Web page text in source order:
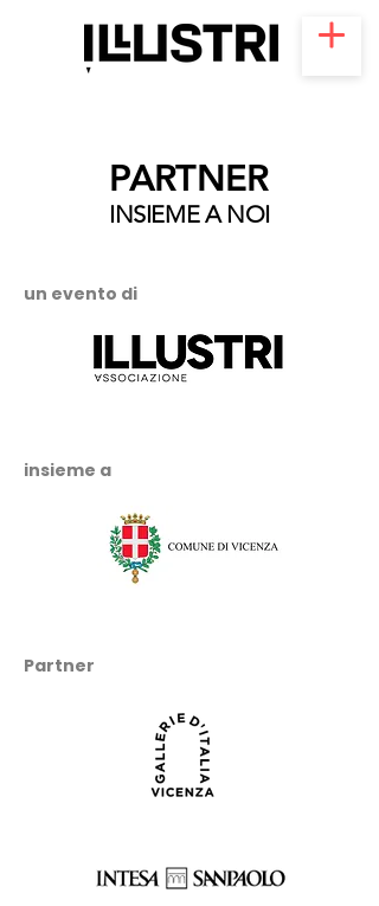
PARTNER
INSIEME A NOI
un evento di
insieme a
Partner